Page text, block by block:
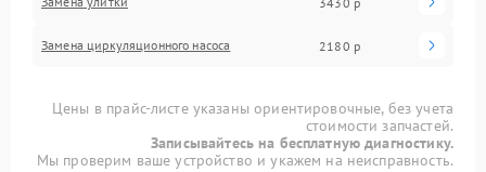
Замена циркуляционного насоса 2180 р
Цены в прайс-листе указаны ориентировочные, без учета
стоимости запчастей.
Записывайтесь на бесплатную диагностику.
Мы проверим ваше устройство и укажем на неисправность.